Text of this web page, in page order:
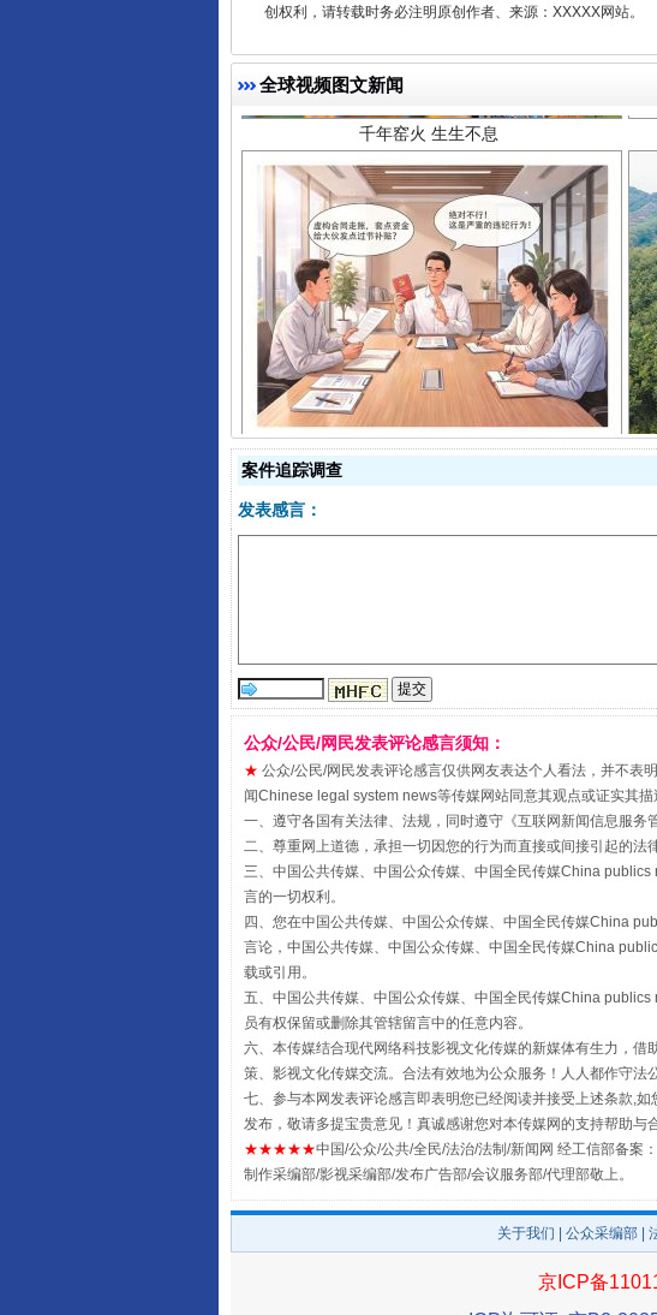
创权利，请转载时务必注明原创作者、来源：XXXXX网站。
全球视频图文新闻
揭开“小金库”的免责幌子
全民健身五年计划来了！等你上场
阿坝州三大球赛在茂县开幕
案件追踪调查
发表感言：
公众/公民/网民发表评论感言须知：
★ 公众/公民/网民发表评论感言仅供网友表达个人看法，并不
闻Chinese legal system news等传媒网站同意其观点或证实其
一、遵守各国有关法律、法规，同时遵守《互联网新闻信息服务
二、尊重网上道德，承担一切因您的行为而直接或间接引起的法
三、中国公共传媒、中国公众传媒、中国全民传媒China
言的一切权利。
四、您在中国公共传媒、中国公众传媒、中国全民传媒China
言论，中国公共传媒、中国公众传媒、中国全民传媒China
载或引用。
五、中国公共传媒、中国公众传媒、中国全民传媒China
员有权保留或删除其管辖留言中的任意内容。
六、本传媒结合现代网络科技影视文化传媒的新媒体有生力，
策、影视文化传媒交流。合法有效地为公众服务！人人都作守法公
七、参与本网发表评论感言即表明您已经阅读并接受上述条款,
发布，敬请多提宝贵意见！真诚感谢您对本传媒网的支持帮助
★★★★★中国/公众/公共/全民/法治/法制/新闻网 经工信部备案
制作采编部/影视采编部/发布广告部/会议服务部/代理部敬上。
关于我们 公众采编部
京ICP备